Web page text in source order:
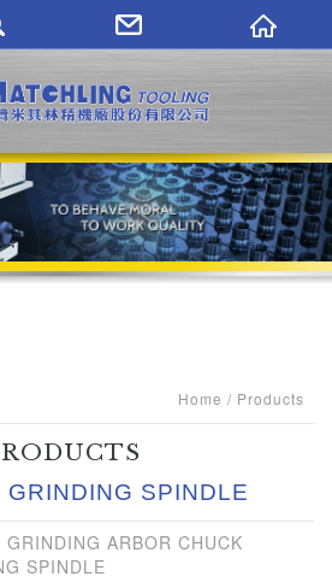
Home Products
GRINDING SPINDLE
ARBOR CHUCK
SPINDLE